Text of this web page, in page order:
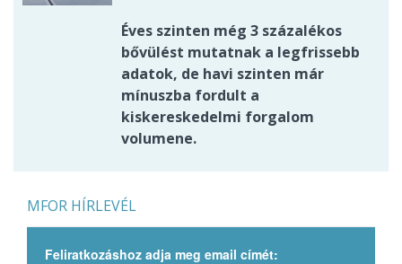
Éves szinten még 3 százalékos
bővülést mutatnak a legfrissebb
adatok, de havi szinten már
mínuszba fordult a
kiskereskedelmi forgalom
volumene.
MFOR HÍRLEVÉL
Feliratkozáshoz adja meg email címét: